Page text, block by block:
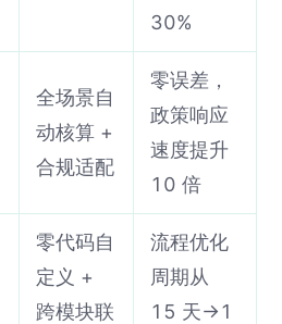
30%
全场景自
动核算 +
合规适配
零误差，
政策响应
速度提升
10 倍
零代码自
定义 +
跨模块联
流程优化
周期从
15 天→1